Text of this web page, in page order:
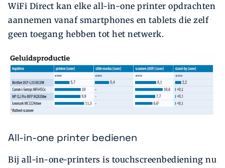
WiFi Direct kan elke all-in-one printer opdrachten
aan­nemen vanaf smartphones en tablets die zelf
geen toegang hebben tot het netwerk.
All-in-one printer bedienen
Bij all-in-one-printers is touchscreenbediening nu